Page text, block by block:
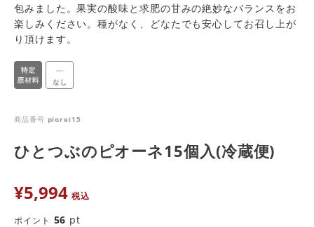
包みました。果実の酸味と求肥の甘みの絶妙なバランスをお
楽しみください。種がなく、どなたでも安心してお召し上が
り頂けます。
商品番号 piorei15
ひとつぶのピオーネ15個入(冷蔵便)
¥5,994 税込
ポイント 56 pt